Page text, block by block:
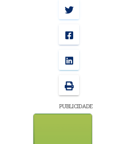
PUBLICIDADE